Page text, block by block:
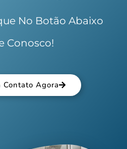
No Botão Abaixo
Conosco!
Contato Agora